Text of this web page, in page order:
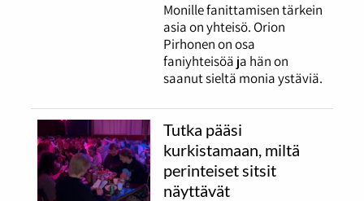
Monille fanittamisen tärkein
asia on yhteisö. Orion
Pirhonen on osa
faniyhteisöä ja hän on
saanut sieltä monia ystäviä.
Tutka pääsi
kurkistamaan, miltä
perinteiset sitsit
näyttävät